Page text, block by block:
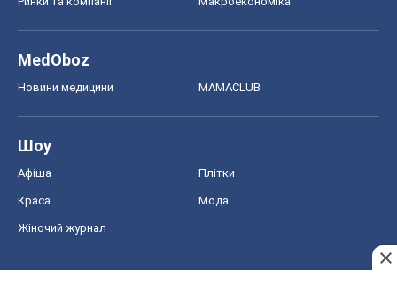
MedOboz
Новини медицини MAMACLUB
Шоу
Афіша Плітки
Краса Мода
Жіночий журнал